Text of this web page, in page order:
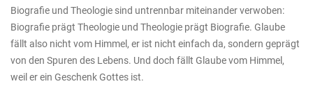
Biografie und Theologie sind untrennbar miteinander verwoben:
Biografie prägt Theologie und Theologie prägt Biografie. Glaube
fällt also nicht vom Himmel, er ist nicht einfach da, sondern geprägt
von den Spuren des Lebens. Und doch fällt Glaube vom Himmel,
weil er ein Geschenk Gottes ist.